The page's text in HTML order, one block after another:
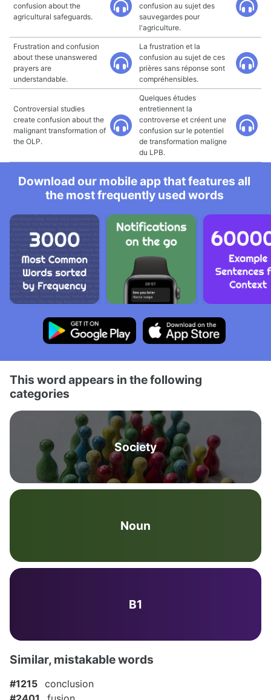
confusion about the
agricultural safeguards.
confusion au sujet des
sauvegardes pour
l'agriculture.
Frustration and confusion
about these unanswered
prayers are
understandable.
La frustration et la
confusion au sujet de ces
prières sans réponse sont
compréhensibles.
Controversial studies
create confusion about the
malignant transformation of
the OLP.
Quelques études
entretiennent la
controverse et créent une
confusion sur le potentiel
de transformation maligne
du LPB.
Download our mobile app that features all
the most frequently used words
This word appears in the following
categories
Society
Noun
B1
Similar, mistakable words
#1215 conclusion